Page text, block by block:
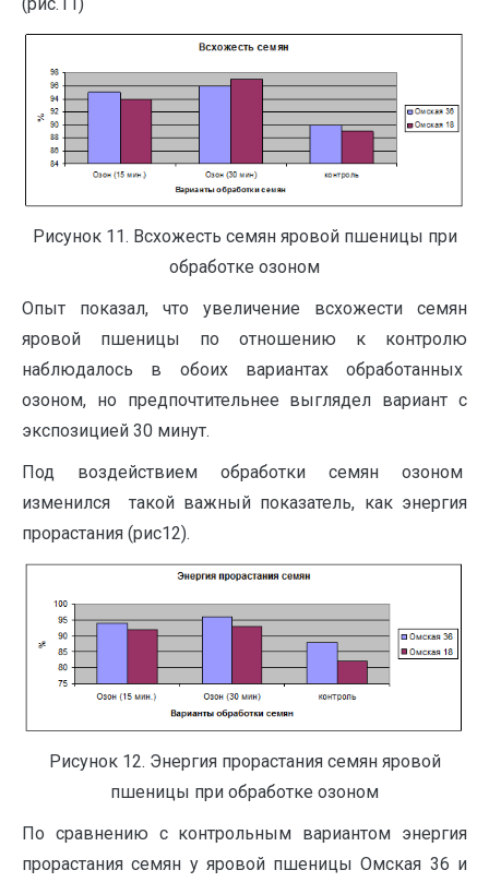
(рис.11)
Рисунок 11. Всхожесть семян яровой пшеницы при
обработке озоном
Опыт показал, что увеличение всхожести семян
яровой пшеницы по отношению к контролю
наблюдалось в обоих вариантах обработанных
озоном, но предпочтительнее выглядел вариант с
экспозицией 30 минут.
Под воздействием обработки семян озоном
изменился такой важный показатель, как энергия
прорастания (рис12).
Рисунок 12. Энергия прорастания семян яровой
пшеницы при обработке озоном
По сравнению с контрольным вариантом энергия
прорастания семян у яровой пшеницы Омская 36 и